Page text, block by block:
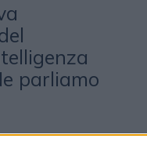
parliamo